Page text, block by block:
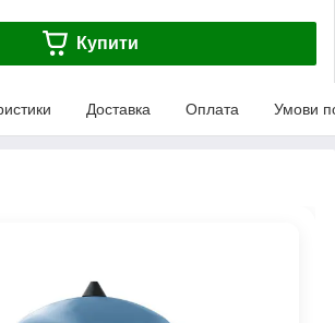
Купити
Доставка Оплата Умови